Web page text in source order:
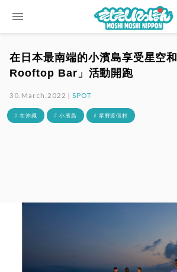
menu
在日本最南端的小濱島享受星空
Rooftop Bar」活動開跑
30.March.2022 |SPOT
# 在沖繩 # 小濱島 # 星野渡假村